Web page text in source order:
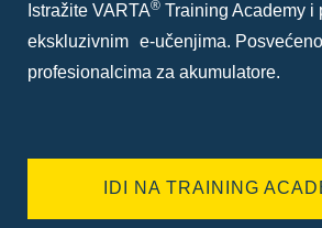
Istražite VARTA® Training Academy i
ekskluzivnim e-učenjima.
profesionalcima za akumulatore.
IDI NA TRAINING